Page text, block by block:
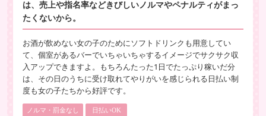
は、売上や指名率などきびしいノルマやペナルティがまっ
たくないから。
お酒が飲めない女の子のためにソフトドリンクも用意してい
て、個室があるバーでいちゃいちゃするイメージでサクサク収
入アップできますよ。もちろんたった1日でたっぷり稼いだ分
は、その日のうちに受け取れてやりがいを感じられる日払い制
度も女の子たちから好評です。
ノルマ・罰金なし 日払いOK